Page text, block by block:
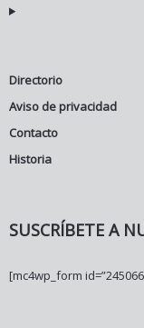
Directorio
Aviso de privacidad
Contacto
Historia
SUSCRÍBETE A
[mc4wp_form